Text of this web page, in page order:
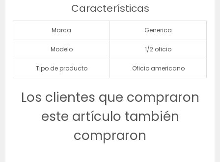
Características
Marca Generica
Modelo 1/2 oficio
Tipo de producto Oficio americano
Los clientes que compraron
este artículo también
compraron